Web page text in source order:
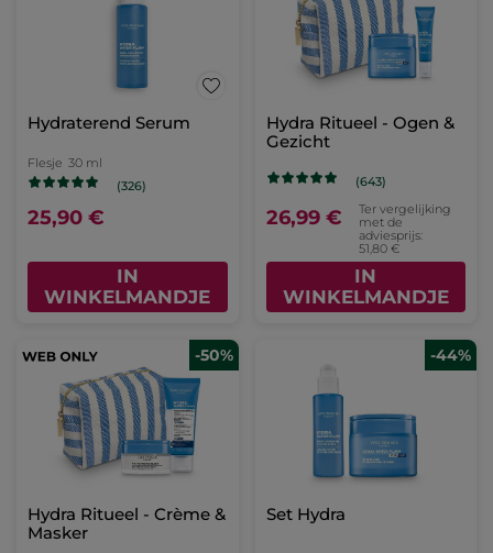
Hydraterend Serum
Flesje 30 ml
(326)
25,90 €
IN
WINKELMANDJE
Hydra Ritueel - Ogen &
Gezicht
(643)
26,99 €
Ter vergelijking
met de
adviesprijs:
51,80 €
IN
WINKELMANDJE
-50%
Hydra Ritueel - Crème &
Masker
-44%
Set Hydra